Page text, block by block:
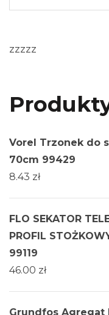
zzzzz
Vorel Trzonek do
70cm 99429
8.43 zł
FLO SEKATOR
PROFIL
99119
46.00 zł
Grundfos Agregat